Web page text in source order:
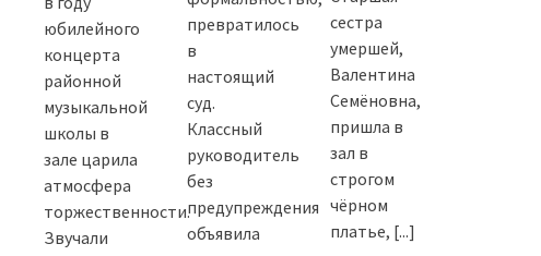
юбилейного
концерта
районной
музыкальной
школы в
зале царила
атмосфера
торжественности.
Звучали
превратилось
в
настоящий
суд.
Классный
руководитель
без
предупреждения
объявила
сестра
умершей,
Валентина
Семёновна,
пришла в
зал в
строгом
чёрном
платье, [...]